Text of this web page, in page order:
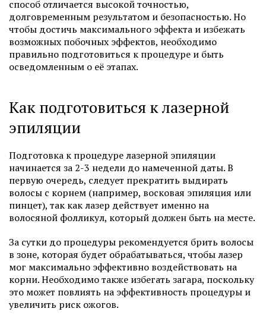
способ отличается высокой точностью,
долговременным результатом и безопасностью. Но
чтобы достичь максимального эффекта и избежать
возможных побочных эффектов, необходимо
правильно подготовиться к процедуре и быть
осведомленным о её этапах.
Как подготовиться к лазерной
эпиляции
Подготовка к процедуре лазерной эпиляции
начинается за 2-3 недели до намеченной даты. В
первую очередь, следует прекратить выдирать
волосы с корнем (например, восковая эпиляция или
пинцет), так как лазер действует именно на
волосяной фолликул, который должен быть на месте.
За сутки до процедуры рекомендуется брить волосы
в зоне, которая будет обрабатываться, чтобы лазер
мог максимально эффективно воздействовать на
корни. Необходимо также избегать загара, поскольку
это может повлиять на эффективность процедуры и
увеличить риск ожогов.